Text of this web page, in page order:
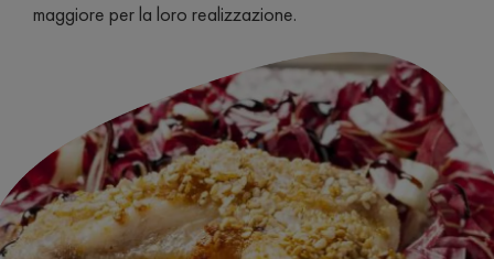
maggiore per la loro realizzazione.